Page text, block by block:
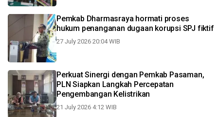
Pemkab Dharmasraya hormati proses
hukum penanganan dugaan korupsi SPJ fiktif
27 July 2026 20:04 WIB
Perkuat Sinergi dengan Pemkab Pasaman,
PLN Siapkan Langkah Percepatan
Pengembangan Kelistrikan
21 July 2026 4:12 WIB